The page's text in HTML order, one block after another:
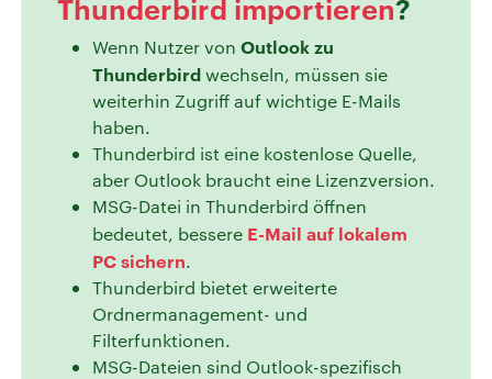
Wenn Nutzer von Outlook zu
Thunderbirdwechseln, müssen sie
weiterhin Zugriff auf wichtige E-Mails
haben.
Thunderbird ist eine kostenlose Quelle,
aber Outlook braucht eine Lizenzversion.
MSG-Datei in Thunderbird öffnen
bedeutet, bessere E-Mail auf lokalem
PC sichern.
Thunderbird bietet erweiterte
Ordnermanagement- und
Filterfunktionen.
MSG-Dateien sind Outlook-spezifisch